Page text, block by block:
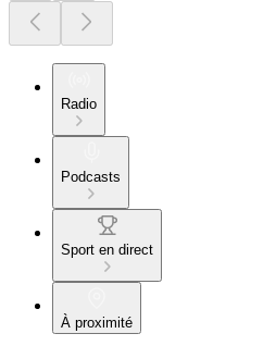
Radio
Podcasts
Sport en direct
À proximité